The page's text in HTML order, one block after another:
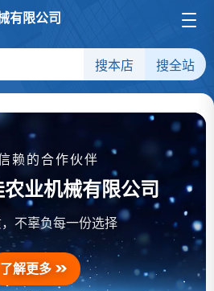
有限公司
搜本店 搜全站
赖的合作伙伴
业机械有限公司
不辜负每一份选择
了解更多
杂粮挤扁机
喷雾打药机
饲料制粒机